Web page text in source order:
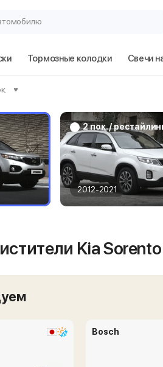
Гараж
Тормозные колодки Свечи
2 пок. /
2012-2021
Kia Sorento
Bosch